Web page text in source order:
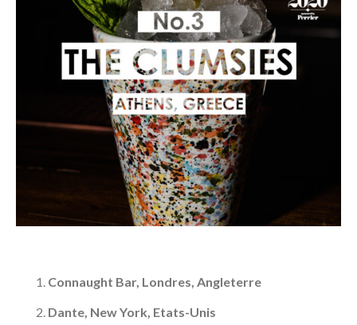
Connaught Bar, Londres, Angleterre
Dante, New York, Etats-Unis